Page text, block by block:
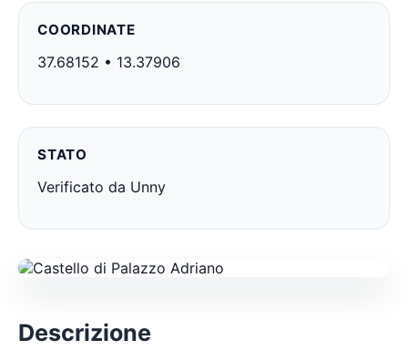
COORDINATE
37.68152 • 13.37906
STATO
Verificato da Unny
Descrizione